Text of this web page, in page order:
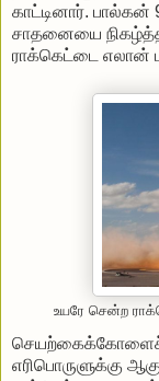
காட்டினார்.
சாதனையை
ராக்கெட்டை எலான்
உயரே சென்ற
செயற்கைக்கோளைச்
எரிபொருளுக்கு